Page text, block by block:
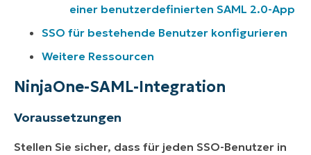
einer benutzerdefinierten SAML 2.0-App
SSO für bestehende Benutzer konfigurieren
Weitere Ressourcen
NinjaOne-SAML-Integration
Voraussetzungen
Stellen Sie sicher, dass für jeden SSO-Benutzer in